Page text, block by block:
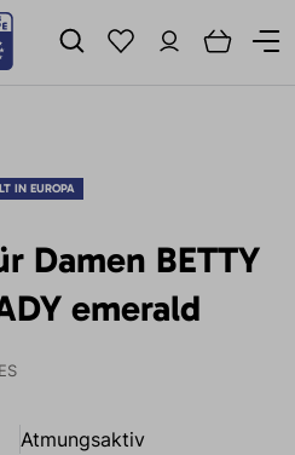
IN EUROPA
Damen BETTY
emerald
Atmungsaktiv